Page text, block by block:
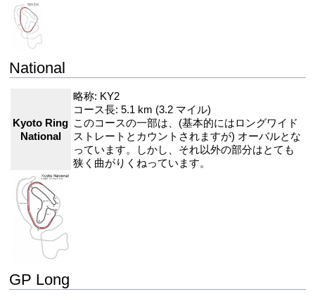
National
Kyoto Ring
National
略称: KY2
コース長: 5.1 km (3.2 マイル)
このコースの一部は、(基本的にはロングワイド
ストレートとカウントされますが) オーバルとな
っています。しかし、それ以外の部分はとても
狭く曲がりくねっています。
GP Long